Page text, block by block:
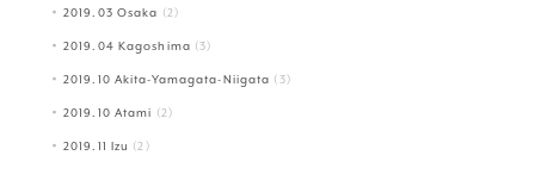
2019.03 Osaka (2)
2019.04 Kagoshima (3)
2019.10 Akita-Yamagata-Niigata (3)
2019.10 Atami (2)
2019.11 Izu (2)